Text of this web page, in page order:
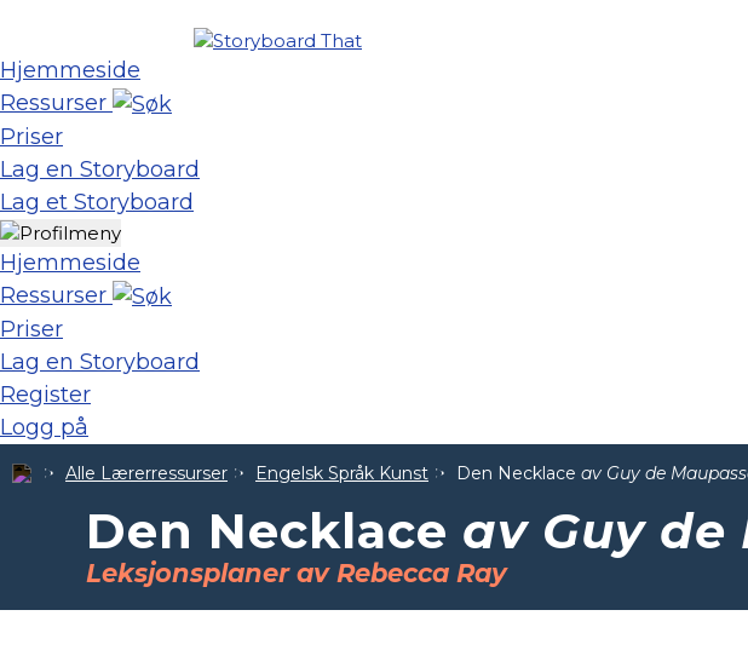
Hjemmeside
Ressurser
Priser
Lag en Storyboard
Lag et Storyboard
Hjemmeside
Ressurser
Priser
Lag en Storyboard
Register
Logg på
Alle Lærerressurser Engelsk Språk Kunst Den Necklace av Guy de
Den Necklace av Guy
Leksjonsplaner av Rebecca Ray